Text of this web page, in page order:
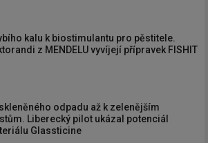
kalu k biostimulantu pro pěstitele.
z MENDELU vyvíjejí přípravek FISHIT
odpadu až k zelenějším
Liberecký pilot ukázal potenciál
Glassticine